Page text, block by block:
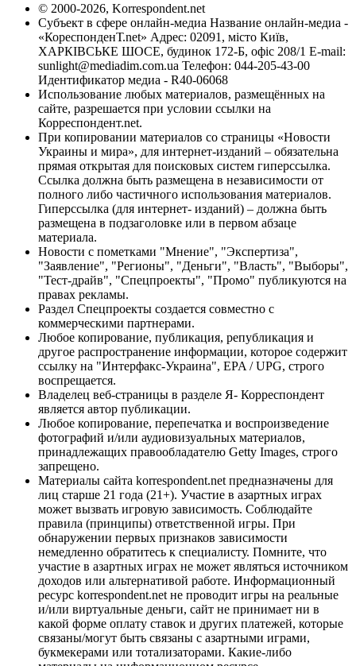
© 2000-2026, Korrespondent.net
Субъект в сфере онлайн-медиа Название онлайн-медиа -
«КореспонденТ.net» Адрес: 02091, місто Київ,
ХАРКІВСЬКЕ ШОСЕ, будинок 172-Б, офіс 208/1 E-mail:
sunlight@mediadim.com.ua Телефон: 044-205-43-00
Идентификатор медиа - R40-06068
Использование любых материалов, размещённых на
сайте, разрешается при условии ссылки на
Корреспондент.net.
При копировании материалов со страницы «Новости
Украины и мира», для интернет-изданий – обязательна
прямая открытая для поисковых систем гиперссылка.
Ссылка должна быть размещена в независимости от
полного либо частичного использования материалов.
Гиперссылка (для интернет- изданий) – должна быть
размещена в подзаголовке или в первом абзаце
материала.
Новости с пометками "Мнение", "Экспертиза",
"Заявление", "Регионы", "Деньги", "Власть", "Выборы",
"Тест-драйв", "Спецпроекты", "Промо" публикуются на
правах рекламы.
Раздел Спецпроекты создается совместно с
коммерческими партнерами.
Любое копирование, публикация, републикация и
другое распространение информации, которое содержит
ссылку на "Интерфакс-Украина", EPA / UPG, строго
воспрещается.
Владелец веб-страницы в разделе Я- Корреспондент
является автор публикации.
Любое копирование, перепечатка и воспроизведение
фотографий и/или аудиовизуальных материалов,
принадлежащих правообладателю Getty Images, строго
запрещено.
Материалы сайта korrespondent.net предназначены для
лиц старше 21 года (21+). Участие в азартных играх
может вызвать игровую зависимость. Соблюдайте
правила (принципы) ответственной игры. При
обнаружении первых признаков зависимости
немедленно обратитесь к специалисту. Помните, что
участие в азартных играх не может являться источником
доходов или альтернативой работе. Информационный
ресурс korrespondent.net не проводит игры на реальные
и/или виртуальные деньги, сайт не принимает ни в
какой форме оплату ставок и других платежей, которые
связаны/могут быть связаны с азартными играми,
букмекерами или тотализаторами. Какие-либо